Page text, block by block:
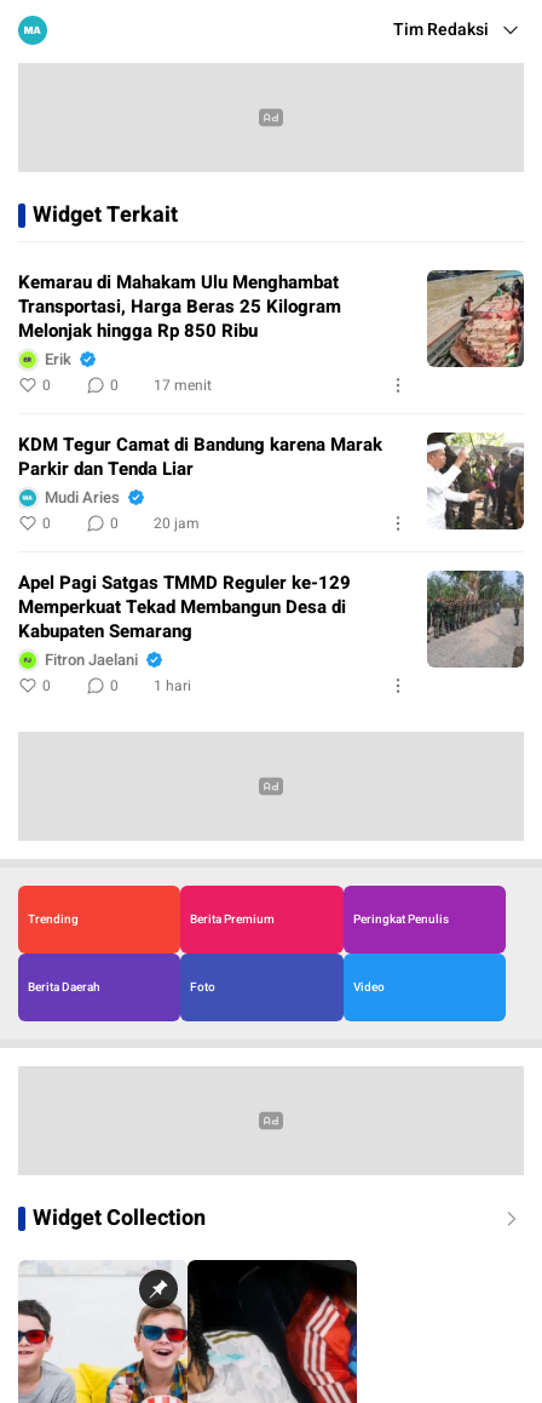
Tim Redaksi
Widget Terkait
Kemarau di Mahakam Ulu Menghambat
Transportasi, Harga Beras 25 Kilogram
Melonjak hingga Rp 850 Ribu
Erik
0 0 17 menit
KDM Tegur Camat di Bandung karena Marak
Parkir dan Tenda Liar
Mudi Aries
0 0 20 jam
Apel Pagi Satgas TMMD Reguler ke-129
Memperkuat Tekad Membangun Desa di
Kabupaten Semarang
Fitron Jaelani
0 0 1 hari
Trending Berita Premium Peringkat Penulis
Berita Daerah Foto Video
Widget Collection